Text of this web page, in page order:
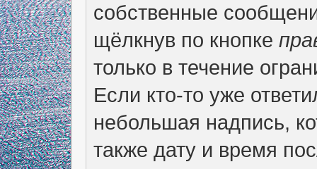
собственные
щёлкнув по кнопке
только в течение
Если кто-то уже
небольшая надпись,
также дату и время